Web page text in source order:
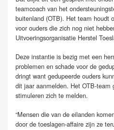
teamcoach van het
buitenland (OTB). Het team houdt
voor ouders die zich nog niet
Uitvoeringsorganisatie Herstel
Deze instantie is bezig met een
problemen en schade voor de
dringt want gedupeerde ouders
dit jaar aanmelden. Het OTB-
stimuleren zich te melden.
“Mensen die van de eilanden
door de toeslagen-affaire zijn ze